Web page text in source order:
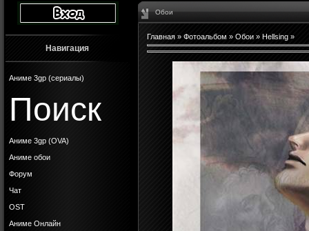
Навигация
Аниме 3gp (сериалы)
Поиск
Аниме 3gp (OVA)
Аниме обои
Форум
Чат
OST
Аниме Онлайн
Обои
Главная » Фотоальбом » Обои » Hellsing »